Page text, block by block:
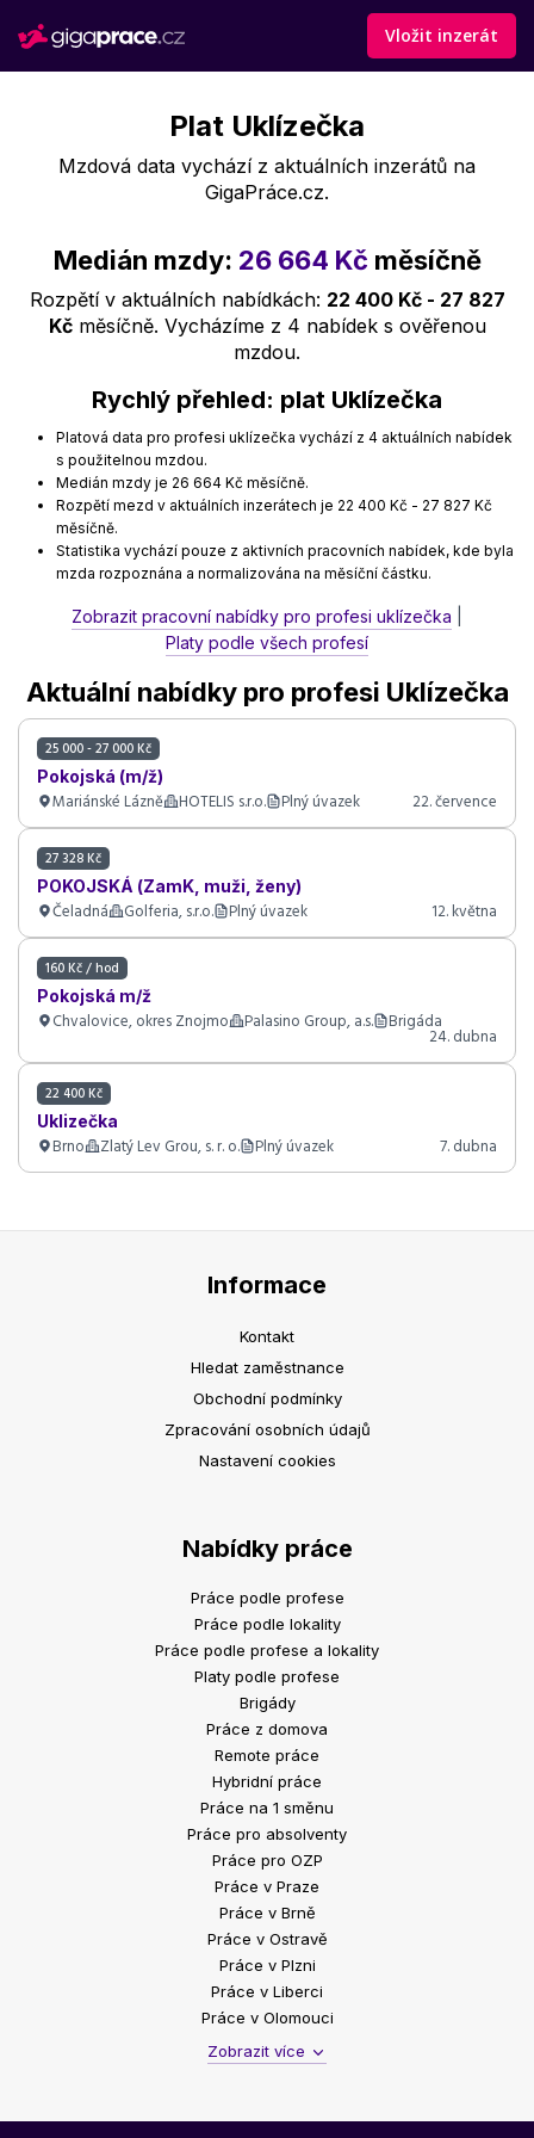
Vložit inzerát
Plat Uklízečka
Mzdová data vychází z aktuálních inzerátů na
GigaPráce.cz.
Medián mzdy: 26 664 Kč měsíčně
Rozpětí v aktuálních nabídkách: 22 400 Kč - 27 827
Kčměsíčně. Vycházíme z 4 nabídek s ověřenou
mzdou.
Rychlý přehled: plat Uklízečka
Platová data pro profesi uklízečka vychází z 4 aktuálních nabídek
s použitelnou mzdou.
Medián mzdy je 26 664 Kč měsíčně.
Rozpětí mezd v aktuálních inzerátech je 22 400 Kč - 27 827 Kč
měsíčně.
Statistika vychází pouze z aktivních pracovních nabídek, kde byla
mzda rozpoznána a normalizována na měsíční částku.
Zobrazit pracovní nabídky pro profesi uklízečka
Platy podle všech profesí
Aktuální nabídky pro profesi Uklízečka
25 000 - 27 000 Kč
Pokojská (m/ž)
Mariánské Lázně HOTELIS s.r.o. Plný úvazek 22. července
27 328 Kč
POKOJSKÁ (ZamK, muži, ženy)
Čeladná Golferia, s.r.o. Plný úvazek 12. května
160 Kč / hod
Pokojská m/ž
Chvalovice, okres Znojmo Palasino Group, a.s. Brigáda
24. dubna
22 400 Kč
Uklizečka
Brno Zlatý Lev Grou, s. r. o. Plný úvazek 7. dubna
Informace
Kontakt
Hledat zaměstnance
Obchodní podmínky
Zpracování osobních údajů
Nastavení cookies
Nabídky práce
Práce podle profese
Práce podle lokality
Práce podle profese a lokality
Platy podle profese
Brigády
Práce z domova
Remote práce
Hybridní práce
Práce na 1 směnu
Práce pro absolventy
Práce pro OZP
Práce v Praze
Práce v Brně
Práce v Ostravě
Práce v Plzni
Práce v Liberci
Práce v Olomouci
Zobrazit více